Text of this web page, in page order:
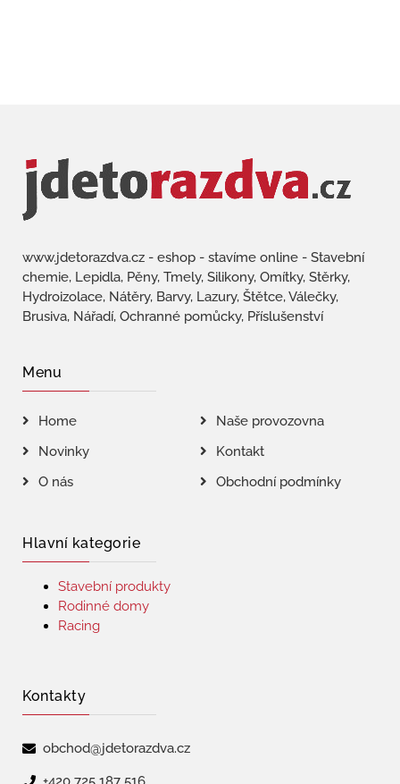
www.jdetorazdva.cz - eshop - stavíme online - Stavební
chemie, Lepidla, Pěny, Tmely, Silikony, Omítky, Stěrky,
Hydroizolace, Nátěry, Barvy, Lazury, Štětce, Válečky,
Brusiva, Nářadí, Ochranné pomůcky, Příslušenství
Menu
Home
Naše provozovna
Novinky
Kontakt
O nás
Obchodní podmínky
Hlavní kategorie
Stavební produkty
Rodinné domy
Racing
Kontakty
obchod@jdetorazdva.cz